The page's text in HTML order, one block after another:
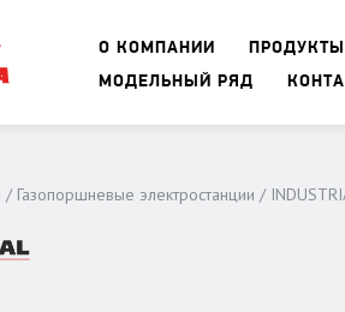
О КОМПАНИИ ПРОДУКТЫ
МОДЕЛЬНЫЙ РЯД
Газопоршневые электростанции